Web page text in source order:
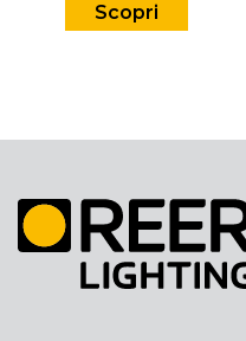
Scopri